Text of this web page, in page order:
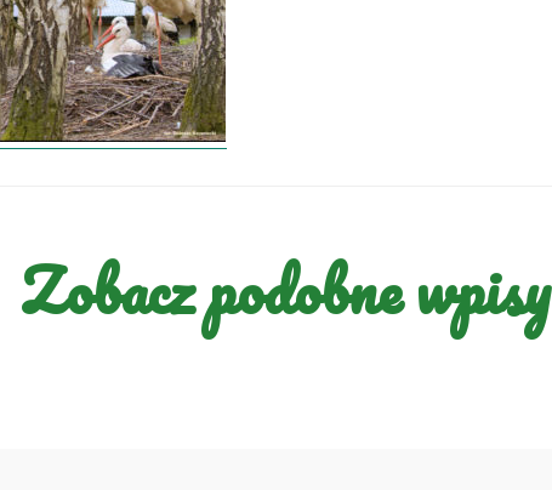
Zobacz podobne wpisy